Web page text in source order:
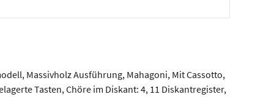
Massivholz Ausführung, Mahagoni, Mit Cassotto,
Tasten, Chöre im Diskant: 4, 11 Diskantregister,